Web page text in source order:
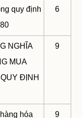
quy định
6
NGHĨA
MUA
ĐỊNH
9
hóa
9